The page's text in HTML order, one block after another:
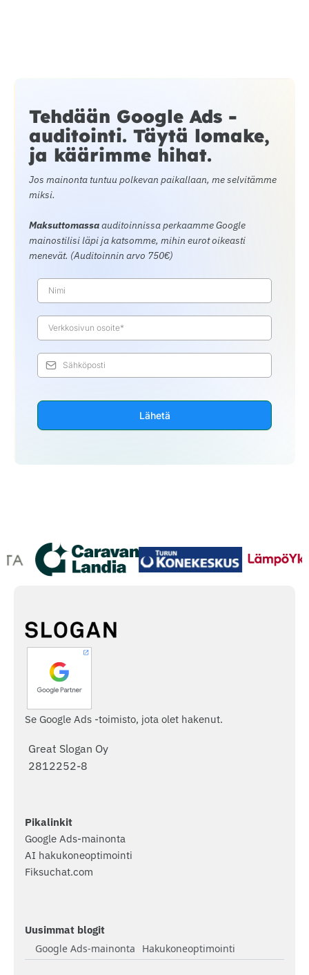
Tehdään Google Ads -
auditointi. Täytä lomake,
ja käärimme hihat.
Jos mainonta tuntuu polkevan paikallaan, me selvitämme
miksi.
Maksuttomassaauditoinnissa perkaamme Google
mainostilisi läpi ja katsomme, mihin eurot oikeasti
menevät. (Auditoinnin arvo 750€)
Lähetä
Se Google Ads -toimisto, jota olet hakenut.
Great Slogan Oy
2812252-8
Pikalinkit
Google Ads-mainonta
AI hakukoneoptimointi
Fiksuchat.com
Uusimmat blogit
Google Ads-mainonta
Hakukoneoptimointi